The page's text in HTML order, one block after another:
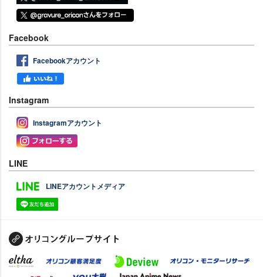
Facebook
Facebookアカウント
Instagram
Instagramアカウント
LINE
LINEアカウントメディア